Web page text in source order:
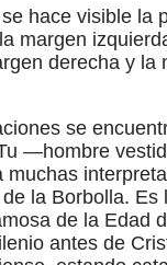
hace visible la
margen
derecha y la
se
—hombre
muchas
la Borbolla. Es
de la Edad
antes de